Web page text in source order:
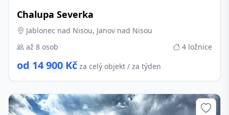
Chalupa Severka
Jablonec nad Nisou, Janov nad Nisou
až 8 osob
4 ložnice
od 14 900 Kč za celý objekt / za týden